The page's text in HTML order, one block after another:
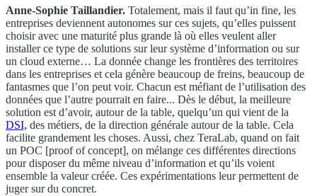
Anne-Sophie Taillandier. Totalement, mais il faut qu’in fine, les
entreprises deviennent autonomes sur ces sujets, qu’elles puissent
choisir avec une maturité plus grande là où elles veulent aller
installer ce type de solutions sur leur système d’information ou sur
un cloud externe… La donnée change les frontières des territoires
dans les entreprises et cela génère beaucoup de freins, beaucoup de
fantasmes que l’on peut voir. Chacun est méfiant de l’utilisation des
données que l’autre pourrait en faire... Dès le début, la meilleure
solution est d’avoir, autour de la table, quelqu’un qui vient de la
DSI, des métiers, de la direction générale autour de la table. Cela
facilite grandement les choses. Aussi, chez TeraLab, quand on fait
un POC [proof of concept], on mélange ces différentes directions
pour disposer du même niveau d’information et qu’ils voient
ensemble la valeur créée. Ces expérimentations leur permettent de
juger sur du concret.